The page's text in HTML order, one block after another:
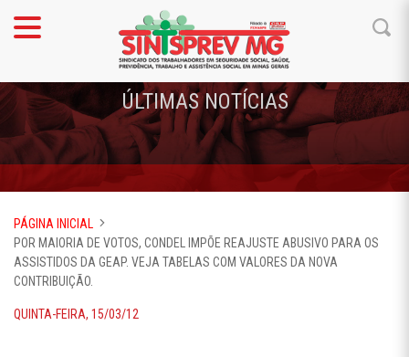
ÚLTIMAS NOTÍCIAS
PÁGINA INICIAL
POR MAIORIA DE VOTOS, CONDEL IMPÕE REAJUSTE ABUSIVO PARA OS
ASSISTIDOS DA GEAP. VEJA TABELAS COM VALORES DA NOVA
CONTRIBUIÇÃO.
QUINTA-FEIRA, 15/03/12